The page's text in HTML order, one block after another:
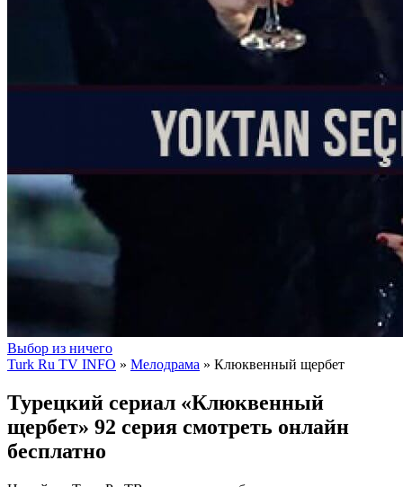
Выбор из ничего
Turk Ru TV INFO » Мелодрама » Клюквенный щербет
Турецкий сериал «Клюквенный
щербет» 92 серия смотреть онлайн
бесплатно